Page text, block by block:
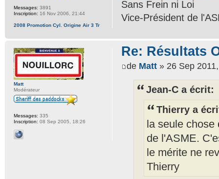
Sans Frein ni Loi
Vice-Président de
Messages: 3891
Inscription: 16 Nov 2006, 21:44
2008 Promotion Cyl. Origine Air 3 Tr
Re: Résultats
de Matt » 26 Sep
Jean-C a écrit:
Thierry a
la seule chose
de l'ASME.
le mérite ne
Thierry
Matt
Modérateur
Messages: 335
Inscription: 08 Sep 2005, 18:26